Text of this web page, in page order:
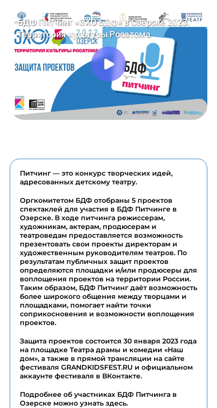
Питчинг — это конкурс творческих идей,
адресованных детскому театру.
Оргкомитетом БДФ отобраны 5 проектов
спектаклей для участия в БДФ Питчинге в
Озерске. В ходе питчинга режиссерам,
художникам, актерам, продюсерам и
театроведам предоставляется возможность
презентовать свои проекты директорам и
художественным руководителям театров. По
результатам публичных защит проектов
определяются площадки и/или продюсеры для
воплощения проектов на территории России.
Таким образом, БДФ Питчинг даёт возможность
более широкого общения между творцами и
площадками, помогает найти точки
соприкосновения и возможности воплощения
проектов.
Защита проектов состоится 30 января 2023 года
на площадке Театра драмы и комедии «Наш
дом», а также в прямой трансляции на сайте
фестиваля GRANDKIDSFEST.RU и официальном
аккаунте фестиваля в ВКонтакте.
Подробнее об участниках БДФ Питчинга в
Озерске можно узнать здесь.